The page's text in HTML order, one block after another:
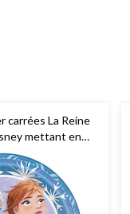
carrées La Reine
mettant en
paq. 8